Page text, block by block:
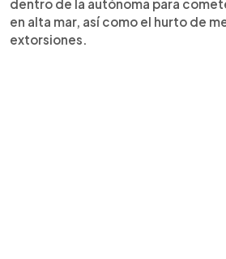
dentro de la autónoma para
en alta mar, así como el hurto de
extorsiones.